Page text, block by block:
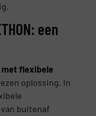
een
met flexibele
oplossing. In
buitenaf